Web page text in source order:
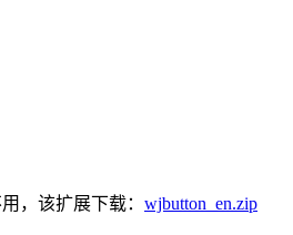
，该扩展下载： wjbutton_en.zip